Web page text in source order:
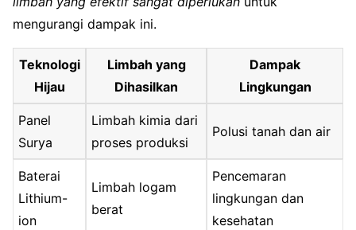
mengurangi dampak ini.
Teknologi
Hijau
Limbah yang
Dihasilkan
Dampak
Lingkungan
Panel
Surya
Limbah kimia dari
proses produksi
Polusi tanah dan air
Baterai
Lithium-
ion
Limbah logam
berat
Pencemaran
lingkungan dan
kesehatan